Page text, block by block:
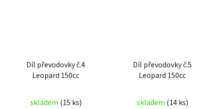
Díl převodovky č.4
Leopard 150cc
skladem (15 ks)
Díl převodovky č.5
Leopard 150cc
skladem (14 ks)